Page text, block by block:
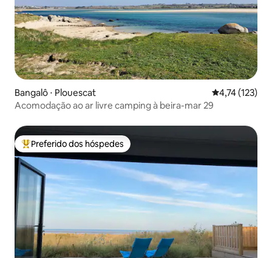
Bangalô ⋅ Plouescat 4,74 de uma
4,74 (123)
Acomodação ao ar livre camping à beira-mar 29
Entre os melhores preferidos dos hóspedes
Preferido dos hóspedes